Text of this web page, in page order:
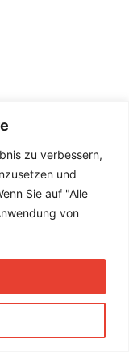
zu verbessern,
und
Sie auf "Alle
von